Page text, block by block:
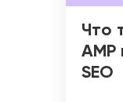
Что
AMP
SEO